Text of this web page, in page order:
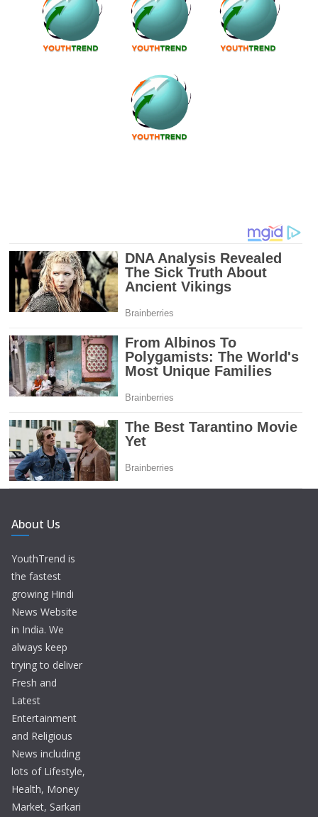
About Us
YouthTrend is
the fastest
growing Hindi
News Website
in India. We
always keep
trying to deliver
Fresh and
Latest
Entertainment
and Religious
News including
lots of Lifestyle,
Health, Money
Market, Sarkari